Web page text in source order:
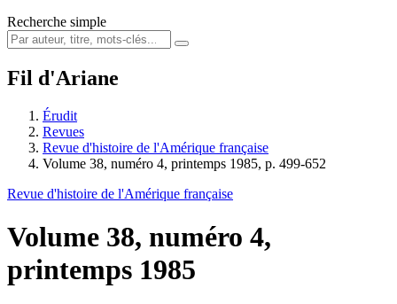
Recherche simple
Fil d'Ariane
Érudit
Revues
Revue d'histoire de l'Amérique française
Volume 38, numéro 4, printemps 1985, p. 499-652
Revue d'histoire de l'Amérique française
Volume 38, numéro 4,
printemps 1985